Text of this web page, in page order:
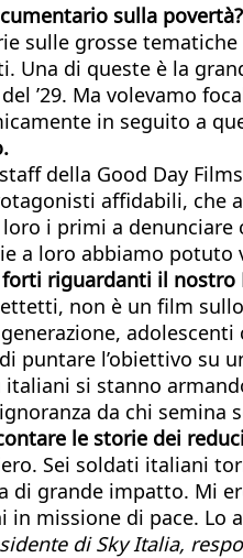
sulla povertà?
sulle grosse
di queste è la
’29. Ma volevamo
in seguito a
della Good Day
affidabili, che
i primi a
a loro abbiamo
riguardanti il nostro
non è un film
puntare l’obiettivo su
si stanno
da chi semina
le storie dei
Sei soldati italiani
di grande impatto. Mi
missione di pace. Lo
di Sky Italia,